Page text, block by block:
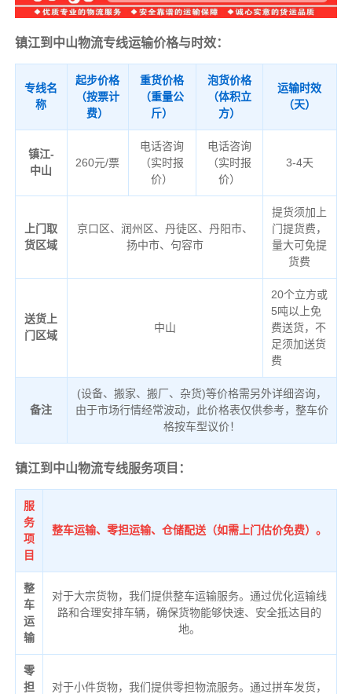
镇江到中山物流专线运输价格与时效：
专线名
称
起步价格
（按票计
费）
重货价格
（重量公
斤）
泡货价格
（体积立
方）
运输时效
（天）
镇江-
中山
260元/票
电话咨询
（实时报
价）
电话咨询
（实时报
价）
3-4天
上门取
货区域
京口区、润州区、丹徒区、丹阳市、
扬中市、句容市
提货须加上
门提货费，
量大可免提
货费
送货上
门区域
中山
20个立方或
5吨以上免
费送货，不
足须加送货
费
备注
(设备、搬家、搬厂、杂货)等价格需另外详细咨询，
由于市场行情经常波动，此价格表仅供参考，整车价
格按车型议价！
镇江到中山物流专线服务项目：
服
务
项
目
整车运输、零担运输、仓储配送（如需上门估价免费）。
整
车
运
输
对于大宗货物，我们提供整车运输服务。通过优化运输线
路和合理安排车辆，确保货物能够快速、安全抵达目的
地。
零
担
对于小件货物，我们提供零担物流服务。通过拼车发货，